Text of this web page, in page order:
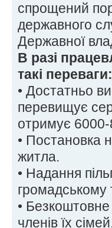
спрощений
державного
Державної
В разі
такі переваги:
• Достатньо
перевищує
отримує 6000-
• Постановка
житла.
• Надання
громадському
• Безкоштовне
членів їх